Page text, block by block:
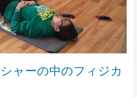
ャーの中のフィジカ